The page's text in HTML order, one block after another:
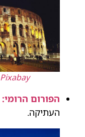
Pixabay
הפורום הרומי:
העתיקה.